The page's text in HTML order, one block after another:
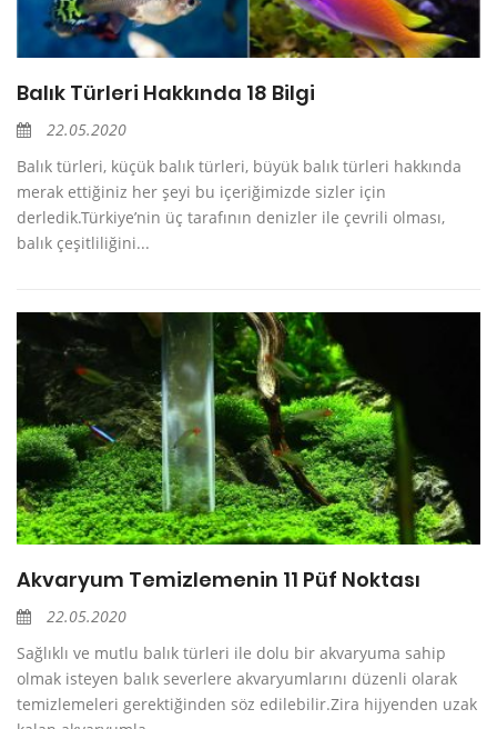
Balık Türleri Hakkında 18 Bilgi
22.05.2020
Balık türleri, küçük balık türleri, büyük balık türleri hakkında
merak ettiğiniz her şeyi bu içeriğimizde sizler için
derledik.Türkiye’nin üç tarafının denizler ile çevrili olması,
balık çeşitliliğini...
Akvaryum Temizlemenin 11 Püf Noktası
22.05.2020
Sağlıklı ve mutlu balık türleri ile dolu bir akvaryuma sahip
olmak isteyen balık severlere akvaryumlarını düzenli olarak
temizlemeleri gerektiğinden söz edilebilir.Zira hijyenden uzak